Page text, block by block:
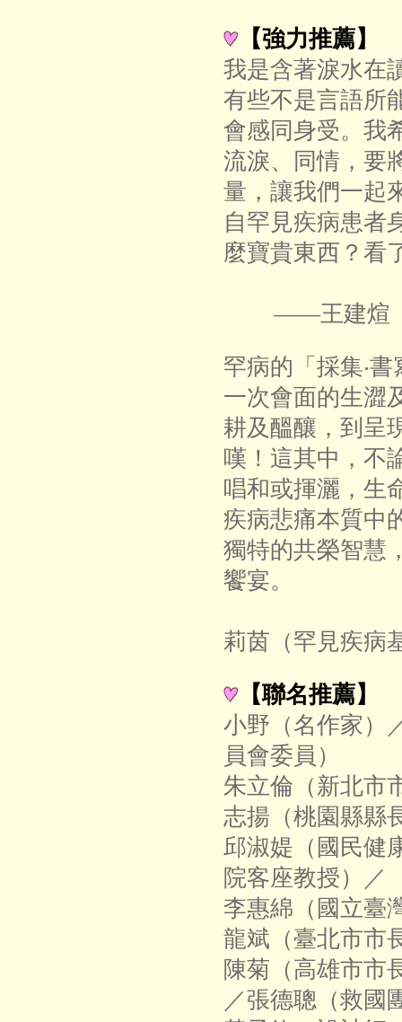
【強力推薦】
我是含著淚水在
有些不是言語所
會感同身受。我
流淚、同情，要
量，讓我們一起
自罕見疾病患者
麼寶貴東西？看
――王建煊（
罕病的「採集‧書
一次會面的生澀
耕及醞釀，到呈
嘆！這其中，不
唱和或揮灑，生
疾病悲痛本質中
獨特的共榮智慧
饗宴。
莉茵（罕見疾病
【聯名推薦】
小野（名作家）
員會委員）
朱立倫（新北市
志揚（桃園縣縣
邱淑媞（國民健
院客座教授）／
李惠綿（國立臺
龍斌（臺北市市
陳菊（高雄市市
／張德聰（救國